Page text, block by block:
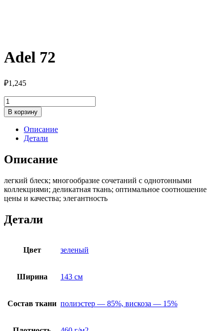
Adel 72
₽1,245
Количество
товара
Adel
В корзину
Описание
Детали
Описание
легкий блеск; многообразие сочетаний с однотонными
коллекциями; деликатная ткань; оптимальное соотношение
цены и качества; элегантность
Детали
Цвет зеленый
Ширина 143 см
Состав ткани полиэстер — 85%, вискоза — 15%